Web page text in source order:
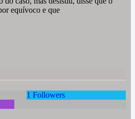
equívoco e que
1Followers